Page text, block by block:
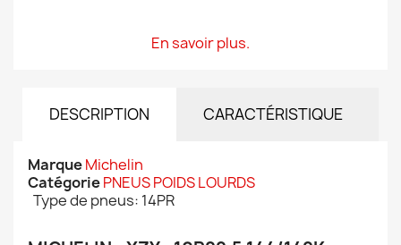
En savoir plus.
DESCRIPTION CARACTÉRISTIQUE
MarqueMichelin
CatégoriePNEUS POIDS LOURDS
Type de pneus: 14PR